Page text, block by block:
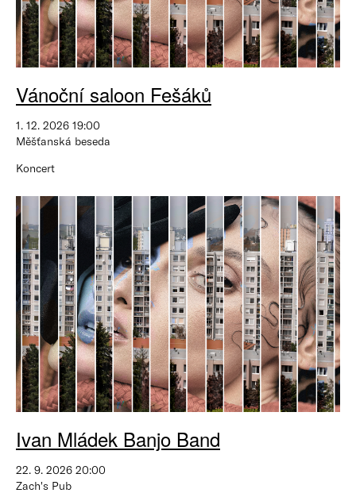
Vánoční saloon Fešáků
1. 12. 2026 19:00
Měšťanská beseda
Koncert
Ivan Mládek Banjo Band
22. 9. 2026 20:00
Zach's Pub